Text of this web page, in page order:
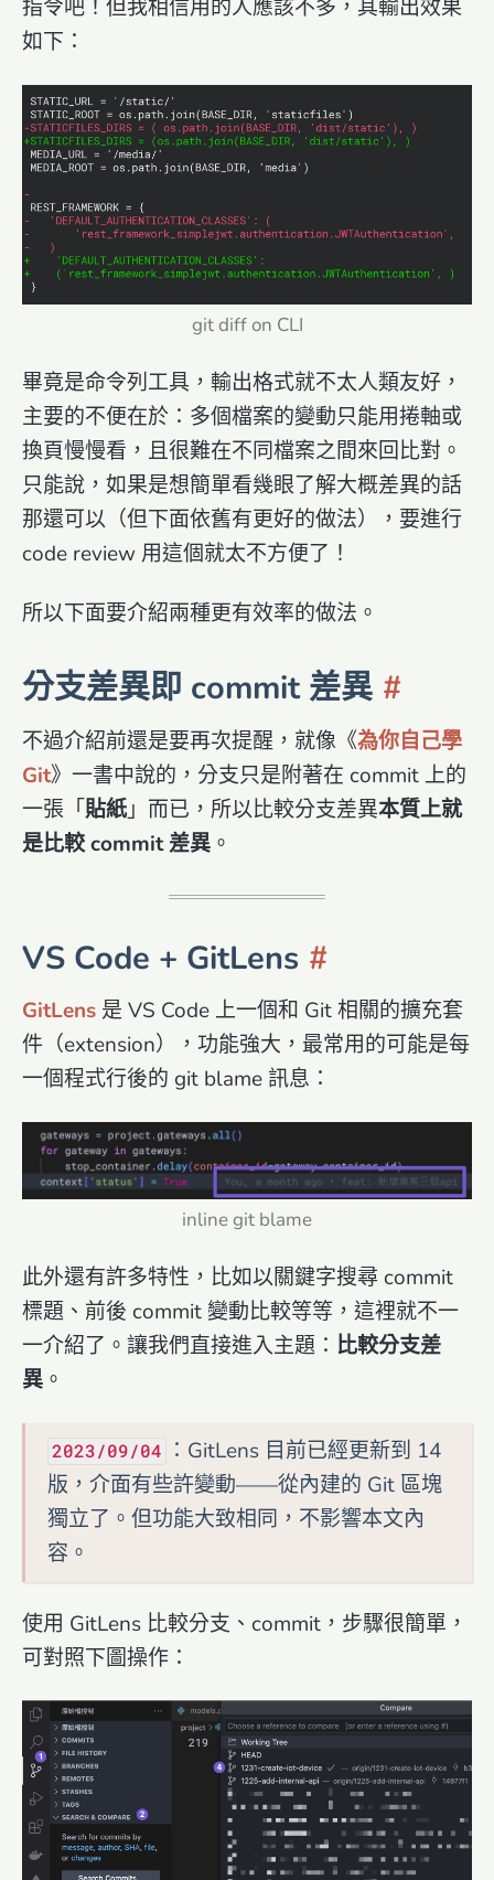
指令吧！但我相信用的人應該不多，其輸出效果
如下：
git diff on CLI
畢竟是命令列工具，輸出格式就不太人類友好，
主要的不便在於：多個檔案的變動只能用捲軸或
換頁慢慢看，且很難在不同檔案之間來回比對。
只能說，如果是想簡單看幾眼了解大概差異的話
那還可以（但下面依舊有更好的做法），要進行
code review 用這個就太不方便了！
所以下面要介紹兩種更有效率的做法。
分支差異即 commit 差異
不過介紹前還是要再次提醒，就像《為你自己學
Git》一書中說的，分支只是附著在 commit 上的
一張「貼紙」而已，所以比較分支差異本質上就
是比較 commit 差異 。
VS Code + GitLens
GitLens 是 VS Code 上一個和 Git 相關的擴充套
件（extension），功能強大，最常用的可能是每
一個程式行後的 git blame 訊息：
inline git blame
此外還有許多特性，比如以關鍵字搜尋 commit
標題、前後 commit 變動比較等等，這裡就不一
一介紹了。讓我們直接進入主題： 比較分支差
異 。
2023/09/04
：GitLens 目前已經更新到 14
版，介面有些許變動——從內建的 Git 區塊
獨立了。但功能大致相同，不影響本文內
容。
使用 GitLens 比較分支、commit，步驟很簡單，
可對照下圖操作：